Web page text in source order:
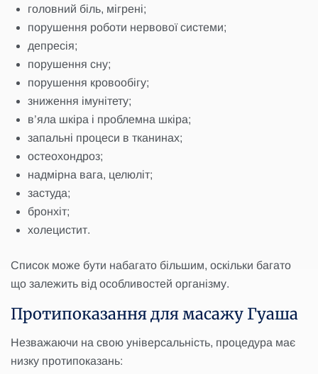
головний біль, мігрені;
порушення роботи нервової системи;
депресія;
порушення сну;
порушення кровообігу;
зниження імунітету;
в’яла шкіра і проблемна шкіра;
запальні процеси в тканинах;
остеохондроз;
надмірна вага, целюліт;
застуда;
бронхіт;
холецистит.
Список може бути набагато більшим, оскільки багато
що залежить від особливостей організму.
Протипоказання для масажу Гуаша
Незважаючи на свою універсальність, процедура має
низку протипоказань: